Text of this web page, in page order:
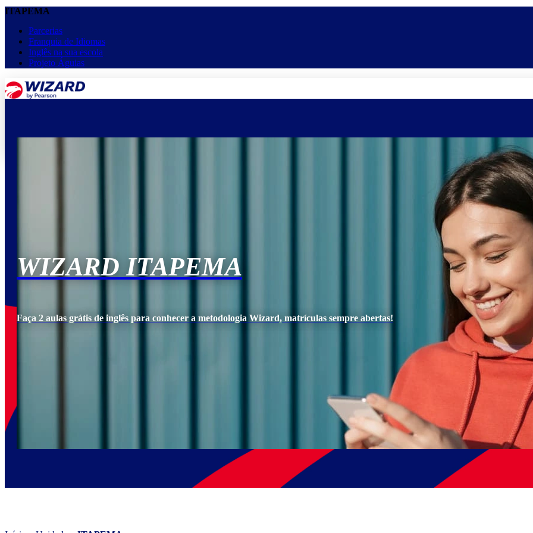
ITAPEMA
Parcerias
Franquia de Idiomas
Inglês na sua escola
Projeto Águias
Equipe
WIZARD ITAPEMA
Faça 2 aulas grátis de inglês para conhecer a metodologia Wizard, matrículas sempre abertas!